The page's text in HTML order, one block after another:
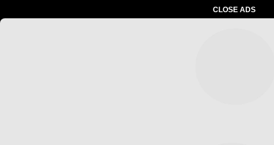
CLOSE ADS